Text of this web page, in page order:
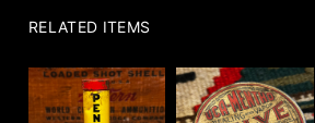
RELATED ITEMS